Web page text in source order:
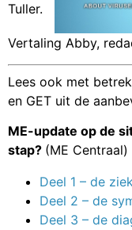
Tuller.
Vertaling Abby,
Lees ook met
en GET uit de
ME-update op de
stap? (ME Centraal)
Deel 1 – de
Deel 2 – de
Deel 3 – de